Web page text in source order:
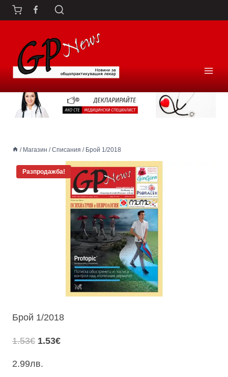
Към
съдържанието
/ Магазин / Списания / Брой 1/2018
Разпродажба!
Брой 1/2018
1.53€ Original
was:
1.53€Текущата
2.99лв.